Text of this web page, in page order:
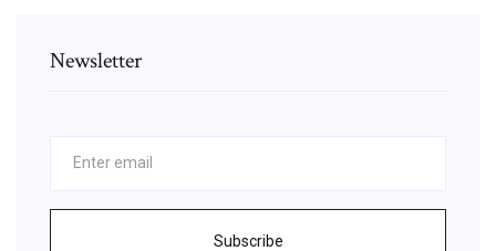
Newsletter
Subscribe